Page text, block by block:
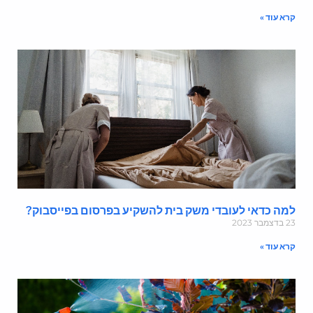
עוד »
כדאי לעובדי משק בית להשקיע בפרסום בפייסבוק?
עוד »